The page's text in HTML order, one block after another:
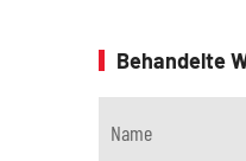
Behandelte
Name